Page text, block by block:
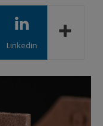
Linkedin